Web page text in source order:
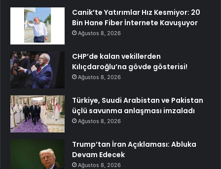
Canik’te Yatırımlar Hız Kesmiyor: 20
Bin Hane Fiber İnternete Kavuşuyor
Ağustos 8, 2026
CHP’de kalan vekillerden
Kılıçdaroğlu’na gövde gösterisi!
Ağustos 8, 2026
Türkiye, Suudi Arabistan ve Pakistan
üçlü savunma anlaşması imzaladı
Ağustos 8, 2026
Trump’tan İran Açıklaması: Abluka
Devam Edecek
Ağustos 8, 2026